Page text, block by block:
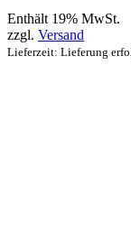
Enthält 19% MwSt.
zzgl. Versand
Lieferzeit: Lieferung